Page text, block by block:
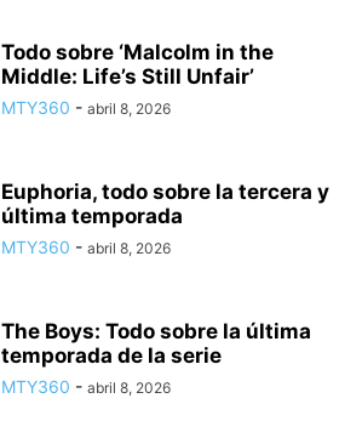
Todo sobre ‘Malcolm in the
Middle: Life’s Still Unfair’
MTY360 - abril 8, 2026
Euphoria, todo sobre la tercera y
última temporada
MTY360 - abril 8, 2026
The Boys: Todo sobre la última
temporada de la serie
MTY360 - abril 8, 2026